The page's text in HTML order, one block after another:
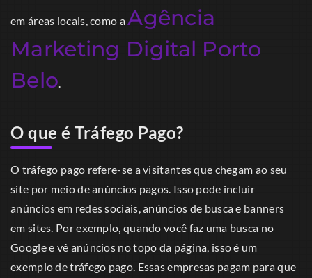
em áreas locais, como aAgência
Marketing Digital Porto
Belo.
O que é Tráfego Pago?
O tráfego pago refere-se a visitantes que chegam ao seu
site por meio de anúncios pagos. Isso pode incluir
anúncios em redes sociais, anúncios de busca e banners
em sites. Por exemplo, quando você faz uma busca no
Google e vê anúncios no topo da página, isso é um
exemplo de tráfego pago. Essas empresas pagam para que